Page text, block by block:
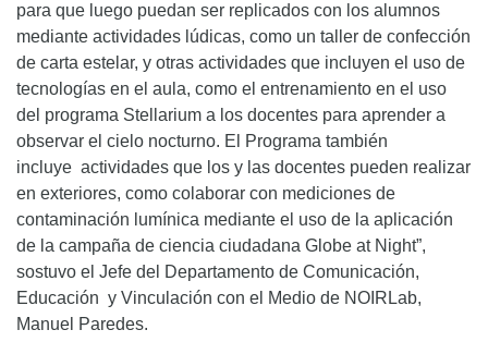
para que luego puedan ser replicados con los alumnos
mediante actividades lúdicas, como un taller de confección
de carta estelar, y otras actividades que incluyen el uso de
tecnologías en el aula, como el entrenamiento en el uso
del programa Stellarium a los docentes para aprender a
observar el cielo nocturno. El Programa también
incluye actividades que los y las docentes pueden realizar
en exteriores, como colaborar con mediciones de
contaminación lumínica mediante el uso de la aplicación
de la campaña de ciencia ciudadana Globe at Night”,
sostuvo el Jefe del Departamento de Comunicación,
Educación y Vinculación con el Medio de NOIRLab,
Manuel Paredes.